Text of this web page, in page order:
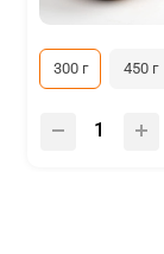
300 г 450 г